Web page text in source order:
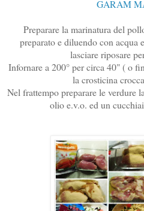
GARAM
Preparare la marinatura del
preparato e diluendo con
lasciare riposare
Infornare a 200° per circa 40" ( o
la crosticina
Nel frattempo preparare le verdure
olio e.v.o. ed un